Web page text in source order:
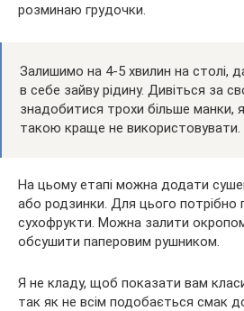
розминаю грудочки.
Залишимо на 4-5 хвилин на столі,
в себе зайву рідину. Дивіться за
знадобитися трохи більше манки,
такою краще не використовувати.
На цьому етапі можна додати
або родзинки. Для цього потрібно
сухофрукти. Можна залити окропом
обсушити паперовим рушником.
Я не кладу, щоб показати вам
так як не всім подобається смак